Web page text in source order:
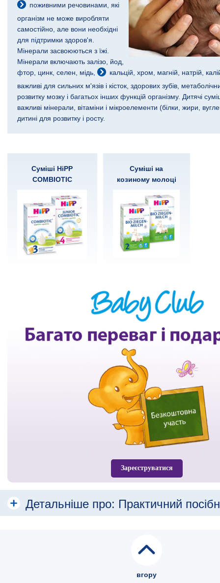
поживними речовинами , які
організм не може виробляти
самостійно, але вони необхідні
для підтримки здоров'я.
Мінерали засвоюються з їжі.
Мінерали включають залізо, йод,
фтор, цинк, селен, мідь,
кальцій , хром, магній, натрій,
важливі для сильних м'язів і кісток, здорових зубів,
розвитку мозку і багатьох інших функцій організму. Дитячі
важливі мінерали, вітаміни і мікроелементи (білки , жири,
дитині для розвитку і росту.
Суміші HiPP
COMBIOTIC
Суміші на
козиному молоці
Зареєструватися
Детальніше про: Практичний
Молочні суміші HiPP Organic COMBIOTIC®
вгору